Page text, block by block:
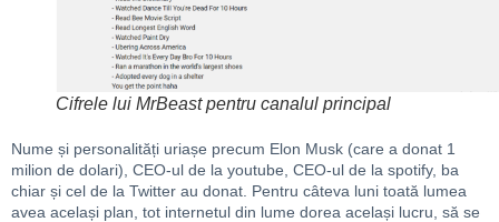
Cifrele lui MrBeast pentru canalul principal
Nume și personalități uriașe precum Elon Musk (care a donat 1
milion de dolari), CEO-ul de la youtube, CEO-ul de la spotify, ba
chiar și cel de la Twitter au donat. Pentru câteva luni toată lumea
avea același plan, tot internetul din lume dorea același lucru, să se